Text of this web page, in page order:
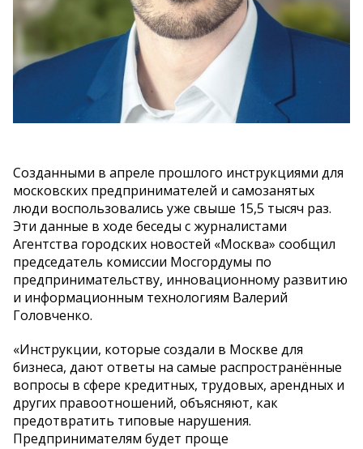
Созданными в апреле прошлого инструкциями для
московских предпринимателей и самозанятых
люди воспользовались уже свыше 15,5 тысяч раз.
Эти данные в ходе беседы с журналистами
Агентства городских новостей «Москва» сообщил
председатель комиссии Мосгордумы по
предпринимательству, инновационному развитию
и информационным технологиям Валерий
Головченко.
«Инструкции, которые создали в Москве для
бизнеса, дают ответы на самые распространённые
вопросы в сфере кредитных, трудовых, арендных и
других правоотношений, объясняют, как
предотвратить типовые нарушения.
Предпринимателям будет проще